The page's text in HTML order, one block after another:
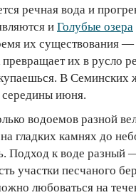
речная вода и
и Голубые озера
их существования —
их в русло
В Семинских
июня.
водоемов разной
гладких камнях до
Подход к воде разный
участки песчаного
любоваться на